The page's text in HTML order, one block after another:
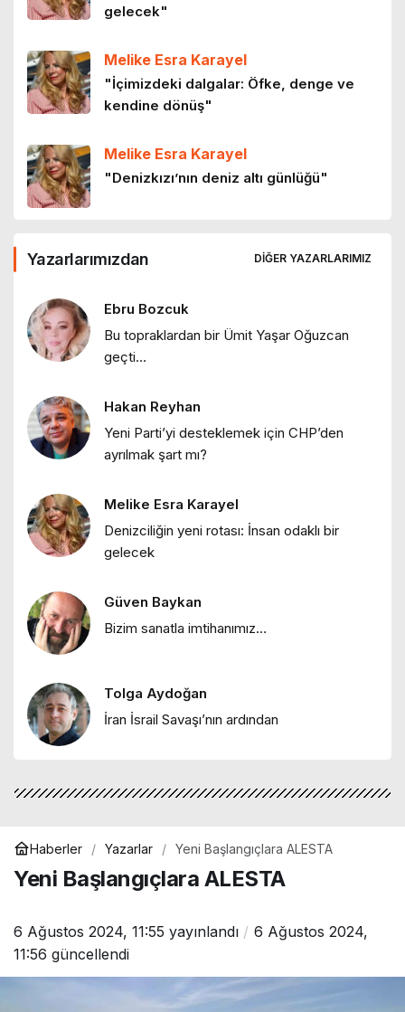
4 ay önce
HEY ONBEŞLİ… Kınalı Kuzular
5 ay önce
Boşuna
Kadın olmak
gelecek"
Melike Esra Karayel
"İçimizdeki dalgalar: Öfke, denge ve
kendine dönüş"
Melike Esra Karayel
"Denizkızı’nın deniz altı günlüğü"
"İklim iki yüzlülüğü ve Grönland
Hakan Reyhan
"Kartları yeniden dağıtıp Mustafa
Hakan Reyhan
"ABD stratejilerinde ulus-devlet
Melike Esra Karayel
"Deniz değişirken: 2025’ten 2026’ya bir
Hakan Reyhan
Melike Esra Karayel
Yazarlarımızdan DIĞER YAZARLARIMIZ
Ebru Bozcuk
Bu topraklardan bir Ümit Yaşar Oğuzcan
geçti…
Hakan Reyhan
Yeni Parti’yi desteklemek için CHP’den
ayrılmak şart mı?
Melike Esra Karayel
Denizciliğin yeni rotası: İnsan odaklı bir
gelecek
Güven Baykan
Bizim sanatla imtihanımız…
Tolga Aydoğan
İran İsrail Savaşı’nın ardından
Haberler Yazarlar Yeni Başlangıçlara ALESTA
Yeni Başlangıçlara ALESTA
6 Ağustos 2024, 11:55 yayınlandı
6 Ağustos 2024,
11:56 güncellendi